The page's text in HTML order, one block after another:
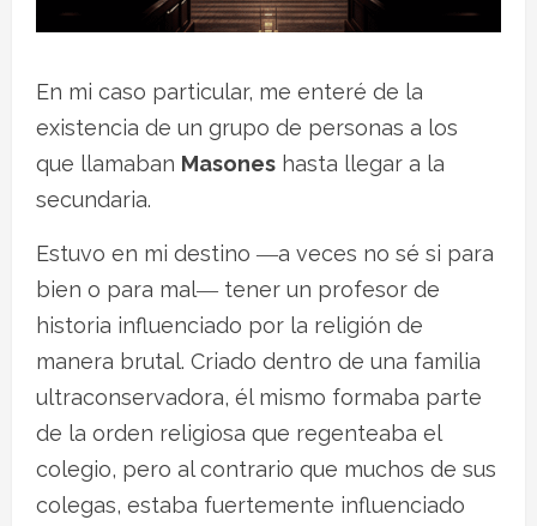
En mi caso particular, me enteré de la
existencia de un grupo de personas a los
que llamaban Masones hasta llegar a la
secundaria.
Estuvo en mi destino ―a veces no sé si para
bien o para mal― tener un profesor de
historia influenciado por la religión de
manera brutal. Criado dentro de una familia
ultraconservadora, él mismo formaba parte
de la orden religiosa que regenteaba el
colegio, pero al contrario que muchos de sus
colegas, estaba fuertemente influenciado